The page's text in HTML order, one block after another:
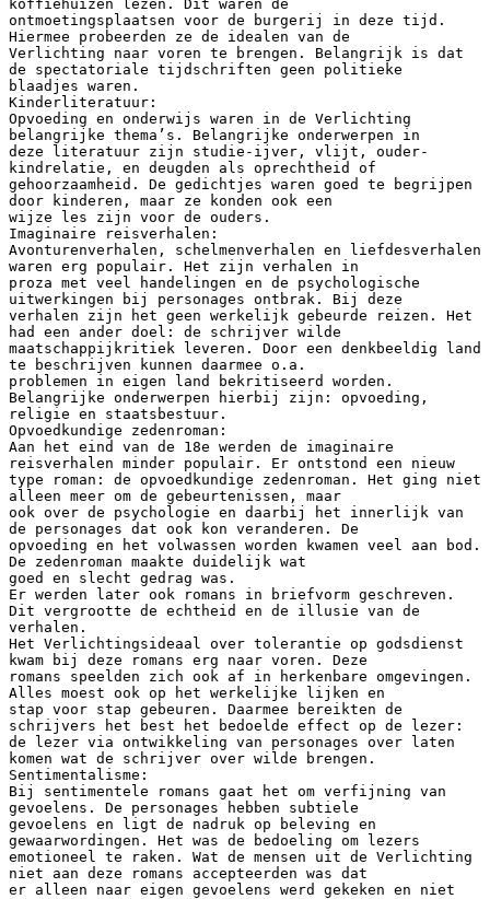
koffiehuizen lezen. Dit waren de
ontmoetingsplaatsen voor de burgerij in deze tijd.
Hiermee probeerden ze de idealen van de
Verlichting naar voren te brengen. Belangrijk is dat
de spectatoriale tijdschriften geen politieke
blaadjes waren.
Kinderliteratuur:
Opvoeding en onderwijs waren in de Verlichting
belangrijke thema’s. Belangrijke onderwerpen in
deze literatuur zijn studie-ijver, vlijt, ouder-
kindrelatie, en deugden als oprechtheid of
gehoorzaamheid. De gedichtjes waren goed te begrijpen
door kinderen, maar ze konden ook een
wijze les zijn voor de ouders.
Imaginaire reisverhalen:
Avonturenverhalen, schelmenverhalen en liefdesverhalen
waren erg populair. Het zijn verhalen in
proza met veel handelingen en de psychologische
uitwerkingen bij personages ontbrak. Bij deze
verhalen zijn het geen werkelijk gebeurde reizen. Het
had een ander doel: de schrijver wilde
maatschappijkritiek leveren. Door een denkbeeldig land
te beschrijven kunnen daarmee o.a.
problemen in eigen land bekritiseerd worden.
Belangrijke onderwerpen hierbij zijn: opvoeding,
religie en staatsbestuur.
Opvoedkundige zedenroman:
Aan het eind van de 18e werden de imaginaire
reisverhalen minder populair. Er ontstond een nieuw
type roman: de opvoedkundige zedenroman. Het ging niet
alleen meer om de gebeurtenissen, maar
ook over de psychologie en daarbij het innerlijk van
de personages dat ook kon veranderen. De
opvoeding en het volwassen worden kwamen veel aan bod.
De zedenroman maakte duidelijk wat
goed en slecht gedrag was.
Er werden later ook romans in briefvorm geschreven.
Dit vergrootte de echtheid en de illusie van de
verhalen.
Het Verlichtingsideaal over tolerantie op godsdienst
kwam bij deze romans erg naar voren. Deze
romans speelden zich ook af in herkenbare omgevingen.
Alles moest ook op het werkelijke lijken en
stap voor stap gebeuren. Daarmee bereikten de
schrijvers het best het bedoelde effect op de lezer:
de lezer via ontwikkeling van personages over laten
komen wat de schrijver over wilde brengen.
Sentimentalisme:
Bij sentimentele romans gaat het om verfijning van
gevoelens. De personages hebben subtiele
gevoelens en ligt de nadruk op beleving en
gewaarwordingen. Het was de bedoeling om lezers
emotioneel te raken. Wat de mensen uit de Verlichting
niet aan deze romans accepteerden was dat
er alleen naar eigen gevoelens werd gekeken en niet